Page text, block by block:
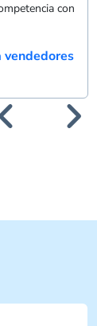
con
vendedores